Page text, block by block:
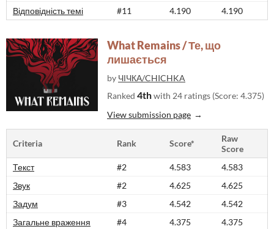
Відповідність темі
#11 4.190 4.190
What Remains / Те, що
лишається
by ЧІЧКА/CHICHKA
Ranked 4thwith 24 ratings (Score: 4.375)
View submission page
Criteria Rank Score*
Raw
Score
Текст
#2 4.583
4.583
Звук
#2 4.625
4.625
Задум
#3 4.542
4.542
Загальне враження
#4 4.375
4.375